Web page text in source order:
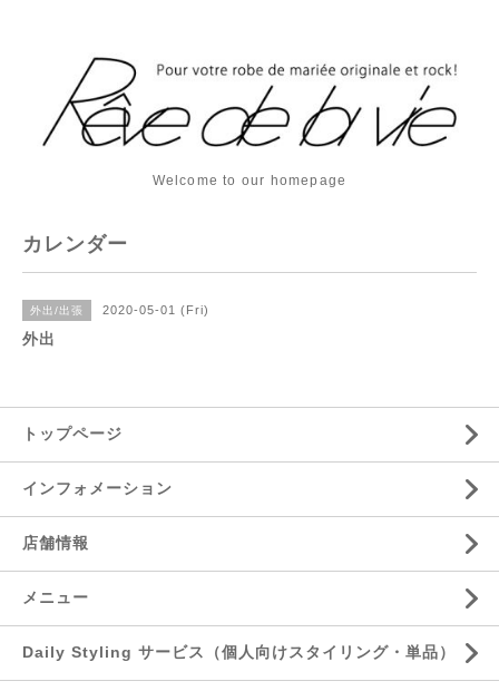
Welcome to our homepage
カレンダー
外出/出張 2020-05-01 (Fri)
外出
トップページ
インフォメーション
店舗情報
メニュー
Daily Styling サービス（個人向けスタイリング・単品）